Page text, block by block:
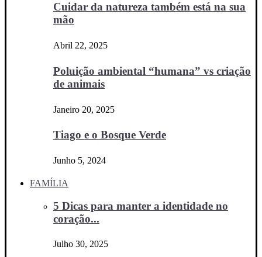
Cuidar da natureza também está na sua
mão
Abril 22, 2025
Poluição ambiental “humana” vs criação
de animais
Janeiro 20, 2025
Tiago e o Bosque Verde
Junho 5, 2024
FAMÍLIA
5 Dicas para manter a identidade no
coração...
Julho 30, 2025